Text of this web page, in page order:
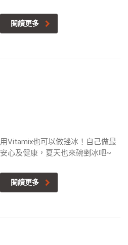
閱讀更多
用Vitamix也可以做銼冰！自己做最
安心及健康，夏天也來碗剉冰吧~
閱讀更多